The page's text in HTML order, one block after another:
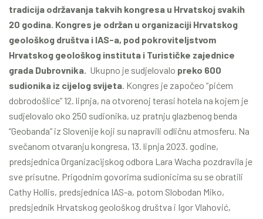
tradicija održavanja takvih kongresa u Hrvatskoj svakih
20 godina. Kongres je održan u organizaciji Hrvatskog
geološkog društva i IAS-a, pod pokroviteljstvom
Hrvatskog geološkog instituta i Turističke zajednice
grada Dubrovnika. Ukupno je sudjelovalo preko 600
sudionika iz cijelog svijeta . Kongres je započeo “pićem
dobrodošlice” 12. lipnja, na otvorenoj terasi hotela na kojem je
sudjelovalo oko 250 sudionika, uz pratnju glazbenog benda
“Geobanda” iz Slovenije koji su napravili odličnu atmosferu. Na
svečanom otvaranju kongresa, 13. lipnja 2023. godine,
predsjednica Organizacijskog odbora Lara Wacha pozdravila je
sve prisutne. Prigodnim govorima sudionicima su se obratili
Cathy Hollis, predsjednica IAS-a, potom Slobodan Miko,
predsjednik Hrvatskog geološkog društva i Igor Vlahović,